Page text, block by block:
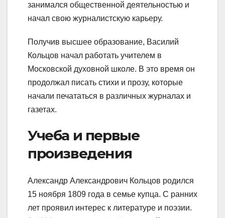
занимался общественной деятельностью и
начал свою журналистскую карьеру.
Получив высшее образование, Василий
Кольцов начал работать учителем в
Московской духовной школе. В это время он
продолжал писать стихи и прозу, которые
начали печататься в различных журналах и
газетах.
Учеба и первые
произведения
Александр Александрович Кольцов родился
15 ноября 1809 года в семье купца. С ранних
лет проявил интерес к литературе и поэзии.